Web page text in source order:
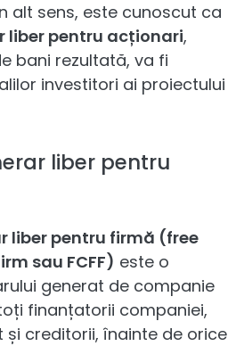
alt sens, este cunoscut ca
liber pentru acționari,
bani rezultată, va fi
investitori ai proiectului
liber pentru
liber pentru firmă (free
sau FCFF) este o
generat de companie
finanțatorii companiei,
creditorii, înainte de orice